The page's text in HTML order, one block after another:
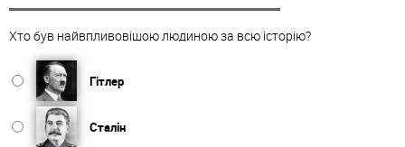
Хто був найвпливовішою людиною за всю історію?
Гітлер
Сталін